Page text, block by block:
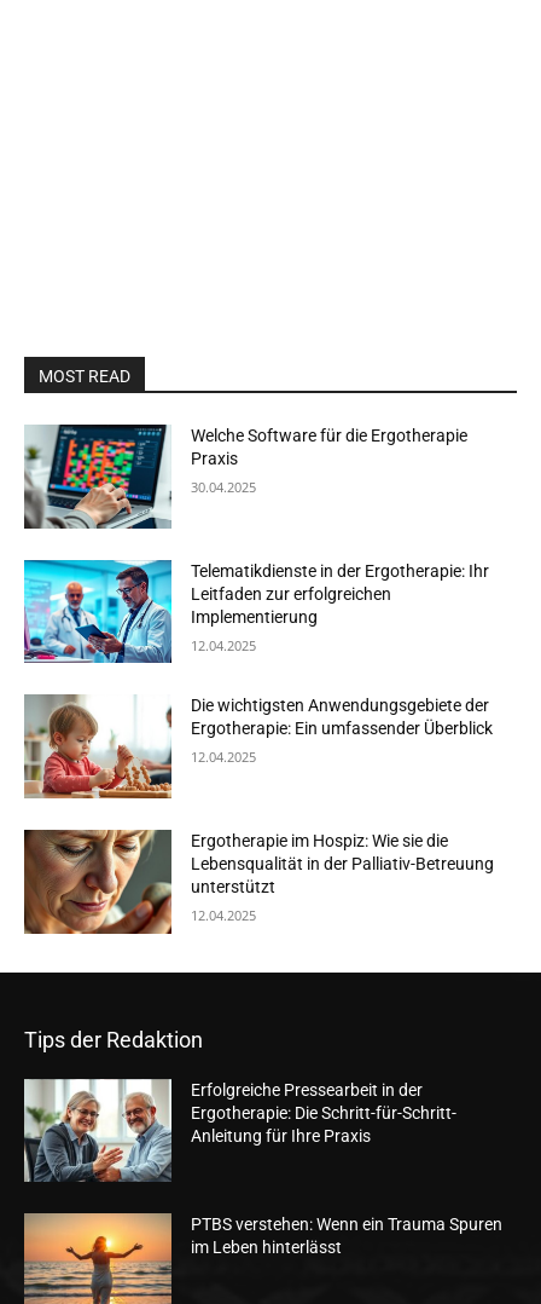
MOST READ
Welche Software für die Ergotherapie
Praxis
30.04.2025
Telematikdienste in der Ergotherapie: Ihr
Leitfaden zur erfolgreichen
Implementierung
12.04.2025
Die wichtigsten Anwendungsgebiete der
Ergotherapie: Ein umfassender Überblick
12.04.2025
Ergotherapie im Hospiz: Wie sie die
Lebensqualität in der Palliativ-Betreuung
unterstützt
12.04.2025
Tips der Redaktion
Erfolgreiche Pressearbeit in der
Ergotherapie: Die Schritt-für-Schritt-
Anleitung für Ihre Praxis
PTBS verstehen: Wenn ein Trauma Spuren
im Leben hinterlässt